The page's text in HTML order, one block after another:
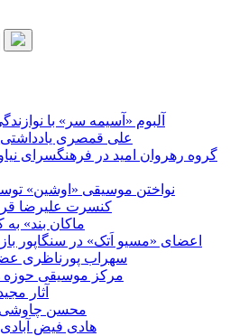
آلبوم «آسیمه سر» با
علی قمصری
گروه رهروان امید در فرهنگسرای
نواختن موسیقی «اوشین»
کنسرت علیرضا
«ماکان بند»
اعضای «مسیو اَتک» در سنگاپور
سهراب پورناظری
مرکز موسیقی حوزه
آثار
محسن چاوشی
هادی فیض